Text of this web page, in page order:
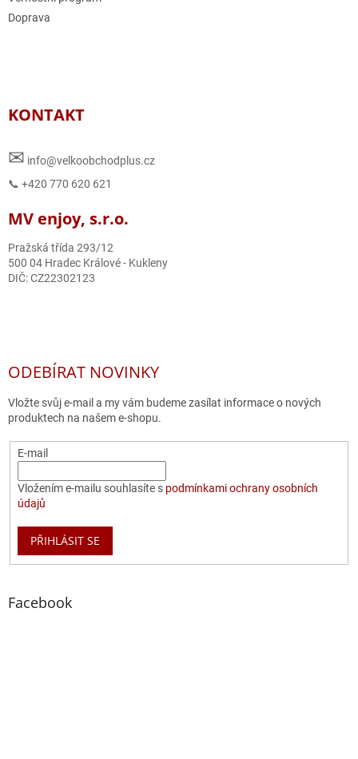
Doprava
KONTAKT
✉ info@velkoobchodplus.cz
📞 +420 770 620 621
MV enjoy, s.r.o.
Pražská třída 293/12
500 04 Hradec Králové - Kukleny
DIČ: CZ22302123
ODEBÍRAT NOVINKY
Vložte svůj e-mail a my vám budeme zasílat informace o nových
produktech na našem e-shopu.
E-mail
Vložením e-mailu souhlasíte s podmínkami ochrany osobních
údajů
PŘIHLÁSIT SE
Facebook